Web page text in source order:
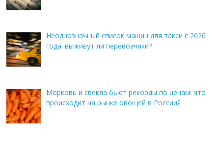
Неоднозначный список машин для такси с 2026
года: выживут ли перевозчики?
Морковь и свекла бьют рекорды по ценам: что
происходит на рынке овощей в России?